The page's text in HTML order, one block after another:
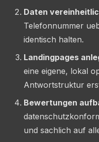
Daten
Telefonnummer
identisch halten.
Landingpages
eine eigene, lokal
Antwortstruktur
Bewertungen
und sachlich auf